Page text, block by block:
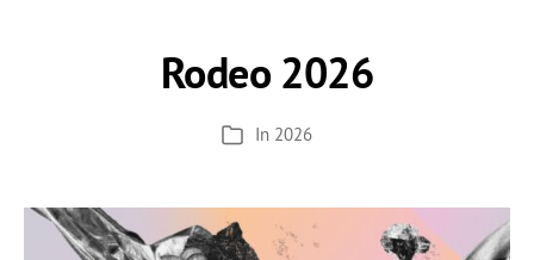
Rodeo 2026
Kategorien
In 2026